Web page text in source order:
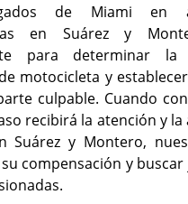
de Miami en
en Suárez y
para determinar
motocicleta y
culpable. Cuando
recibirá la atención y
Suárez y Montero,
compensación y